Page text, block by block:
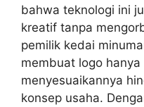
bahwa teknologi ini
kreatif tanpa
pemilik kedai
membuat logo
menyesuaikannya
konsep usaha.